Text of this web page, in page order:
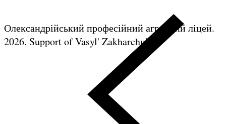
Олександрійський професійний аграрний ліцей.
2026. Support of Vasyl' Zakharchuk